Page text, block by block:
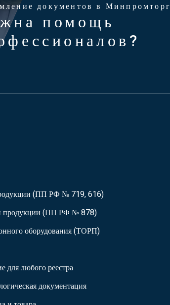
документов в Минпромторг
помощь
(ПП РФ № 719, 616)
продукции (ПП РФ № 878)
оборудования (ТОРП)
для любого реестра
документация